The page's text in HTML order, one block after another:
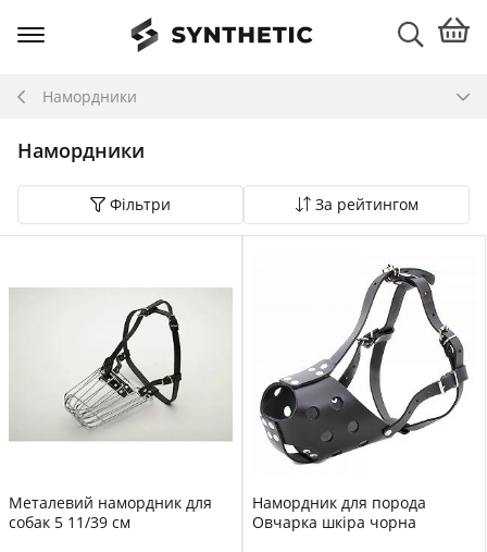
Намордники
Намордники
Фільтри За рейтингом
Металевий намордник для
собак 5 11/39 см
Намордник для порода
Овчарка шкіра чорна